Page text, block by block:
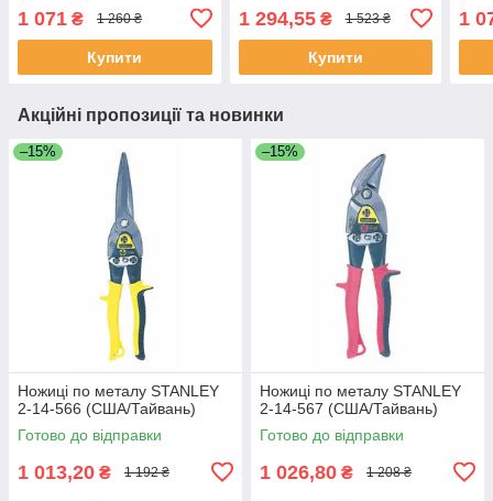
1 071 ₴ 1 260 ₴
Купити
1 294,55₴ 1 523 ₴
Купити
1
Акційні пропозиції та новинки
–15%
Ножиці по металу STANLEY
2-14-566 (США/Тайвань)
Готово до відправки
1 013,20 ₴ 1 192 ₴
–15%
Ножиці по металу STANLEY
2-14-567 (США/Тайвань)
Готово до відправки
1 026,80 ₴ 1 208 ₴